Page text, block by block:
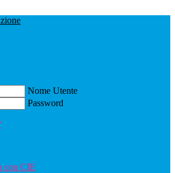
Nome Utente
Password
con CIE